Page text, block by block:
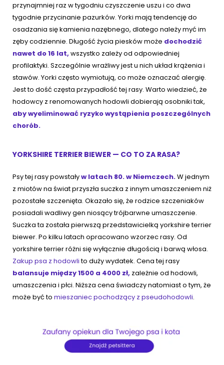
przynajmniej raz w tygodniu czyszczenie uszu i co dwa
tygodnie przycinanie pazurków. Yorki mają tendencję do
osadzania się kamienia nazębnego, dlatego należy myć im
zęby codziennie. Długość życia piesków może dochodzić
nawet do 16 lat, wszystko zależy od odpowiedniej
profilaktyki. Szczególnie wrażliwy jest u nich układ krążenia i
stawów. Yorki często wymiotują, co może oznaczać alergię.
Jest to dość częsta przypadłość tej rasy. Warto wiedzieć, że
hodowcy z renomowanych hodowli dobierają osobniki tak,
aby wyeliminować ryzyko wystąpienia poszczególnych
chorób.
YORKSHIRE TERRIER BIEWER — CO TO ZA RASA?
Psy tej rasy powstaływ latach 80. w Niemczech.W jednym
z miotów na świat przyszła suczka z innym umaszczeniem niż
pozostałe szczenięta. Okazało się, że rodzice szczeniaków
posiadali wadliwy gen niosący trójbarwne umaszczenie.
Suczka ta została pierwszą przedstawicielką yorkshire terrier
biewer. Po kilku latach opracowano wzorzec rasy. Od
yorkshire terrier różni się wyłącznie długością i barwą włosa.
Zakup psa z hodowlito duży wydatek. Cena tej rasy
balansuje między 1500 a 4000 zł, zależnie od hodowli,
umaszczenia i płci. Niższa cena świadczy natomiast o tym, że
może być to mieszaniec pochodzący z pseudohodowli.